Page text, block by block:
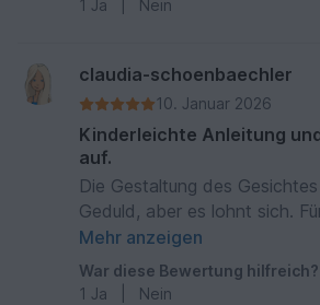
1 Ja Nein
claudia-schoenbaechler
10. Januar 2026
Kinderleichte Anleitung
auf.
Die Gestaltung des
Geduld, aber es lohnt sich.
ich runde durchbohrte
ich fest angenäht habe, statt
Anleimen wie in der
Mehr anzeigen
War diese Bewertung hilfreich?
1 Ja Nein